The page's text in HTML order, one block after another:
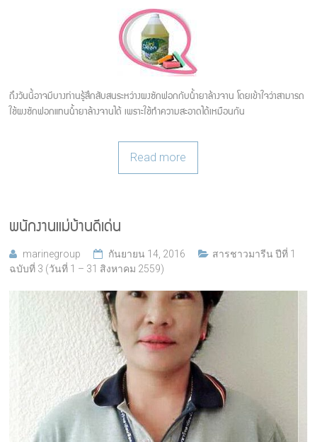
ถึงวันนี้อาจมีบางท่านรู้สึกสับสนระหว่างผงซักฟอกกับน้ำยาล้างจาน โดยเข้าใจว่าสามารถ
ใช้ผงซักฟอกแทนน้ำยาล้างจานได้ เพราะใช้ทำความสะอาดได้เหมือนกัน
Read more
พนักงานแม่บ้านดีเด่น
marinegroup กันยายน 14, 2016
สารชาวมารีน ปีที่ 1
ฉบับที่ 3 (วันที่ 1 – 31 สิงหาคม 2559)